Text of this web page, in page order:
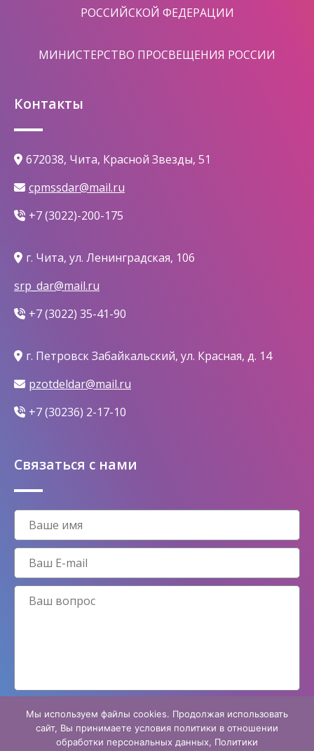
РОССИЙСКОЙ ФЕДЕРАЦИИ
МИНИСТЕРСТВО ПРОСВЕЩЕНИЯ РОССИИ
Контакты
672038, Чита, Красной Звезды, 51
cpmssdar@mail.ru
+7 (3022)-200-175
г. Чита, ул. Ленинградская, 106
srp_dar@mail.ru
+7 (3022) 35-41-90
г. Петровск Забайкальский, ул. Красная, д. 14
pzotdeldar@mail.ru
+7 (30236) 2-17-10
Связаться с нами
Принимаю условияполитики конфиденциальности
Мы используем файлы cookies. Продолжая использовать
сайт, Вы принимаете условия политики в отношении
обработки персональных данных, Политики